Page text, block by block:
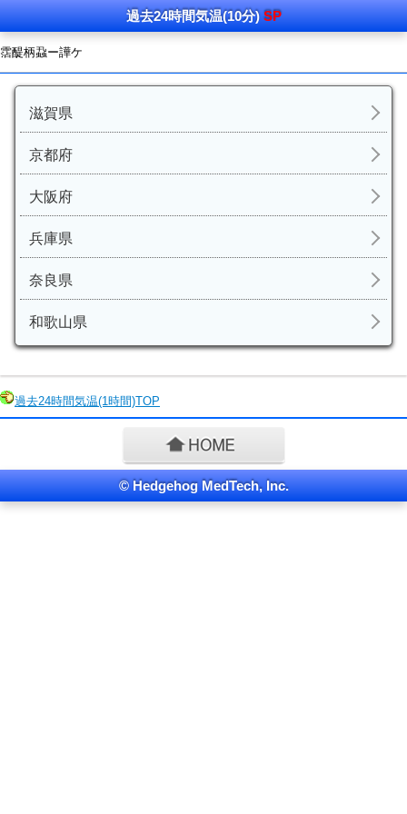
過去24時間気温(10分)SP
霑醍柄蝨ー譁ケ
滋賀県
京都府
大阪府
兵庫県
奈良県
和歌山県
過去24時間気温(1時間)TOP
© Hedgehog MedTech, Inc.